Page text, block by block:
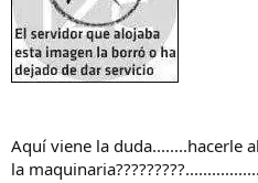
Aquí viene la duda........hacerle
la